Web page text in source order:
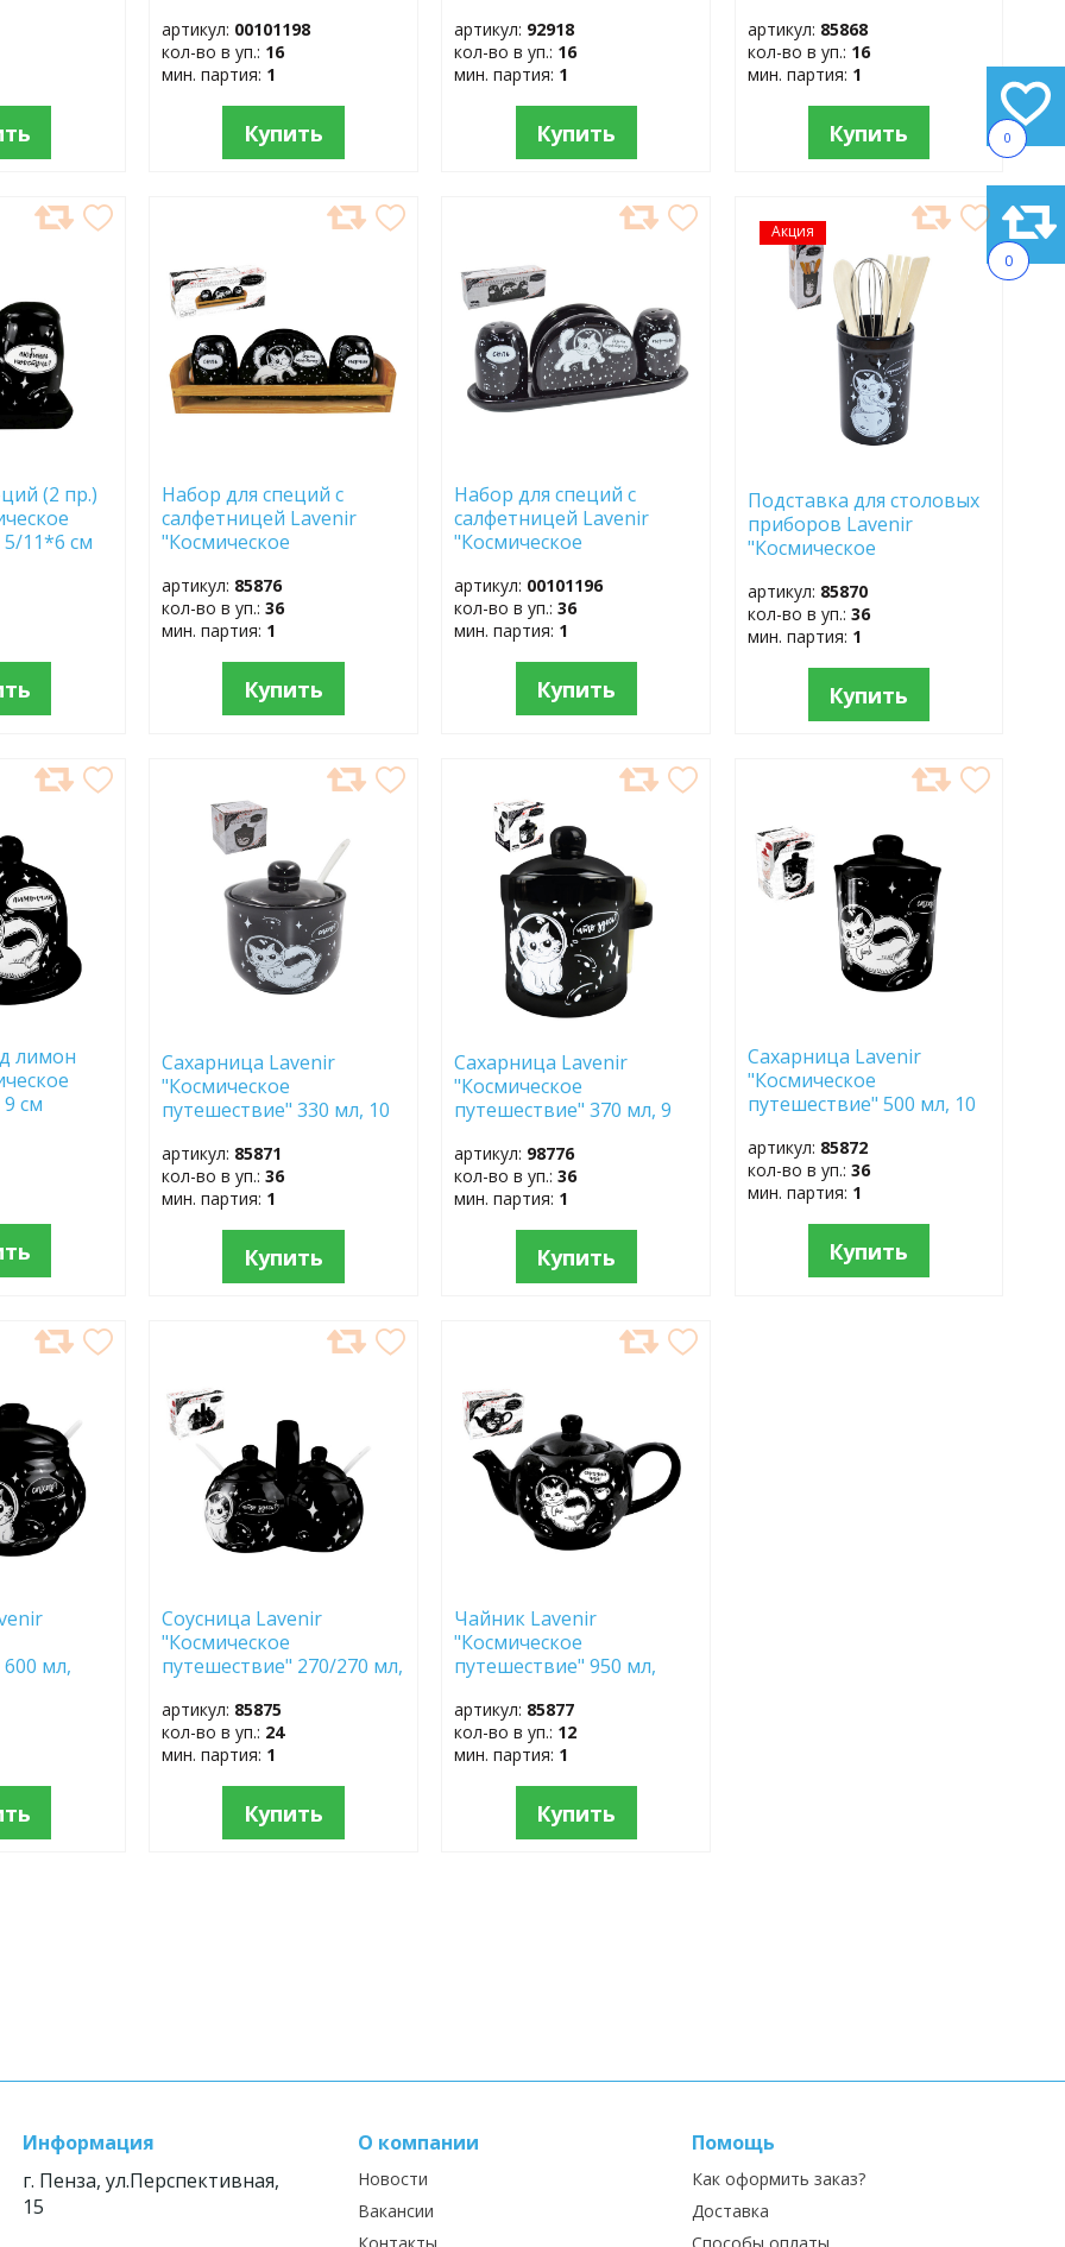
0
0
артикул: 00101198
кол-во в уп.: 16
мин. партия: 1
Купить
артикул: 92918
кол-во в уп.: 16
мин. партия: 1
Купить
артикул: 85868
кол-во в уп.: 16
мин. партия: 1
Купить
(2 пр.)
11*6 см
ИЗБРАННОЕ
Набор для специй с
салфетницей Lavenir
"Космическое
HC410-С313 доломит
артикул: 85876
кол-во в уп.:36
мин. партия: 1
Купить
ИЗБРАННОЕ
Набор для специй с
салфетницей Lavenir
"Космическое
4,3/9,5*7/21*6см HC415-
С313
артикул: 00101196
кол-во в уп.:36
мин. партия: 1
Купить
Акция
ДОБАВИТЬ
В
ИЗБРАННОЕ
Подставка для столовых
приборов Lavenir
"Космическое
HC150R-С313 доломит
артикул: 85870
кол-во в уп.: 36
мин. партия: 1
Купить
лимон
см
ИЗБРАННОЕ
Сахарница Lavenir
"Космическое
путешествие" 330 мл, 10
доломит
артикул: 85871
кол-во в уп.:36
мин. партия: 1
Купить
В
ИЗБРАННОЕ
Сахарница Lavenir
"Космическое
путешествие" 370 мл, 9
артикул: 98776
кол-во в уп.:36
мин. партия: 1
Купить
ИЗБРАННОЕ
Сахарница Lavenir
"Космическое
путешествие" 500 мл, 10
артикул: 85872
кол-во в уп.: 36
мин. партия: 1
Купить
мл,
ИЗБРАННОЕ
Соусница Lavenir
"Космическое
путешествие" 270/270 мл,
доломит
артикул: 85875
кол-во в уп.: 24
мин. партия: 1
Купить
ИЗБРАННОЕ
Чайник Lavenir
"Космическое
путешествие" 950 мл,
С313 доломит
артикул: 85877
кол-во в уп.: 12
мин. партия: 1
Купить
Информация
г. Пенза, ул.Перспективная,
15
О компании
Новости
Вакансии
Помощь
Как оформить заказ?
Доставка